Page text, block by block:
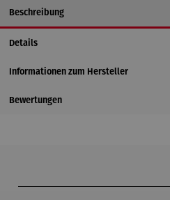
Beschreibung
Details
Informationen zum Hersteller
Bewertungen